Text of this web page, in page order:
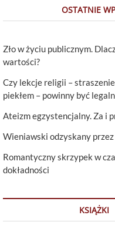
OSTATNIE
Zło w życiu publicznym.
wartości?
Czy lekcje religii –
piekłem – powinny być
Ateizm egzystencjalny. Za i
Wieniawski odzyskany
Romantyczny skrzypek w
dokładności
KSIĄŻKI